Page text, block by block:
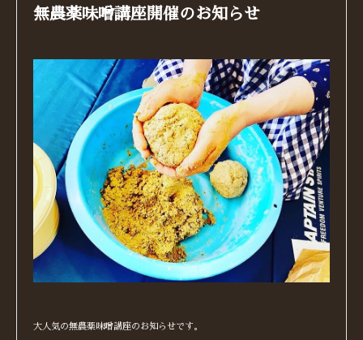
無農薬味噌講座開催のお知らせ
大人気の無農薬味噌講座のお知らせです。